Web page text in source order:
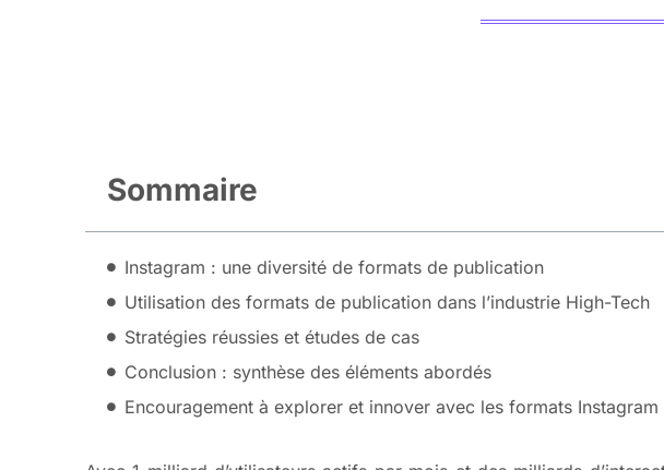
Sommaire
Instagram : une diversité de formats de publication
Utilisation des formats de publication dans l’industrie High-Tech
Stratégies réussies et études de cas
Conclusion : synthèse des éléments abordés
Encouragement à explorer et innover avec les formats Instagram